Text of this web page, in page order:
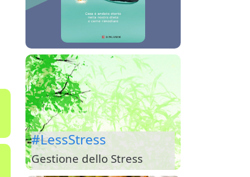
#LessStress
Gestione dello Stress